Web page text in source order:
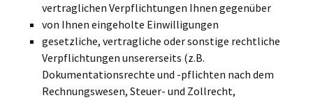
vertraglichen Verpflichtungen Ihnen gegenüber
von Ihnen eingeholte Einwilligungen
gesetzliche, vertragliche oder sonstige rechtliche
Verpflichtungen unsererseits (z.B.
Dokumentationsrechte und -pflichten nach dem
Rechnungswesen, Steuer- und Zollrecht,